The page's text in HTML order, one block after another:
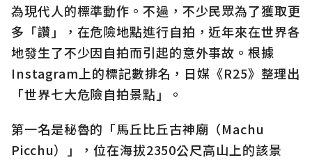
為現代人的標準動作。不過，不少民眾為了獲取更
多「讚」，在危險地點進行自拍，近年來在世界各
地發生了不少因自拍而引起的意外事故。根據
Instagram上的標記數排名，日媒《R25》整理出
「世界七大危險自拍景點」。
第一名是秘魯的「馬丘比丘古神廟（Machu
Picchu）」，位在海拔2350公尺高山上的該景